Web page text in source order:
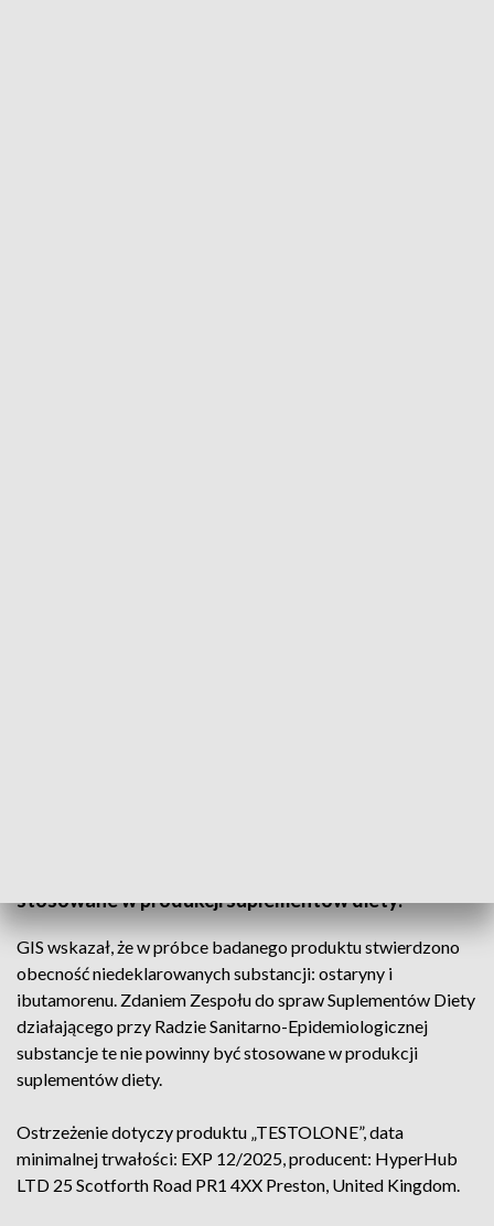
stosowane w produkcji suplementów diety.
GIS wskazał, że w próbce badanego produktu stwierdzono
obecność niedeklarowanych substancji: ostaryny i
ibutamorenu. Zdaniem Zespołu do spraw Suplementów Diety
działającego przy Radzie Sanitarno-Epidemiologicznej
substancje te nie powinny być stosowane w produkcji
suplementów diety.
Ostrzeżenie dotyczy produktu „TESTOLONE”, data
minimalnej trwałości: EXP 12/2025, producent: HyperHub
LTD 25 Scotforth Road PR1 4XX Preston, United Kingdom.